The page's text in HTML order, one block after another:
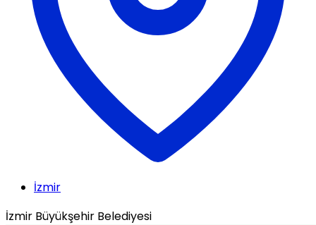
İzmir
İzmir Büyükşehir Belediyesi